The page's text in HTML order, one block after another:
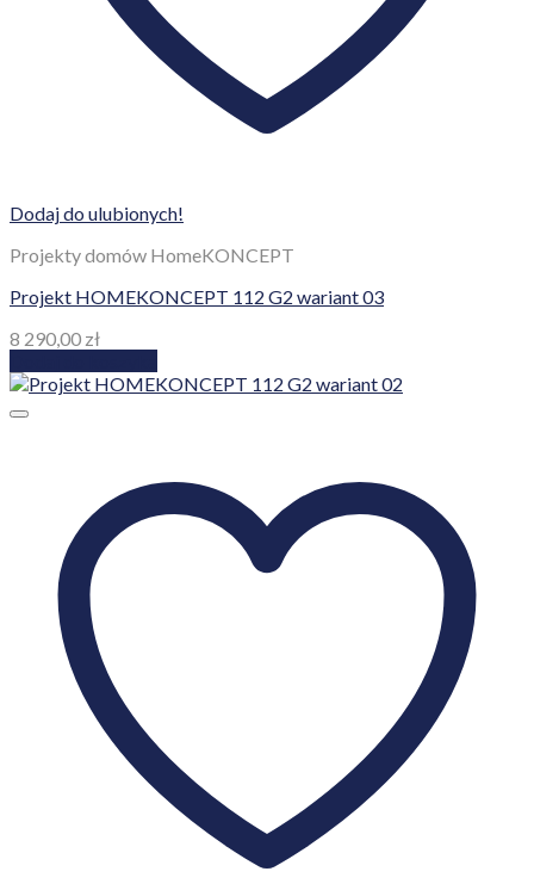
Dodaj do ulubionych!
Projekty domów HomeKONCEPT
Projekt HOMEKONCEPT 112 G2 wariant 03
8 290,00 zł